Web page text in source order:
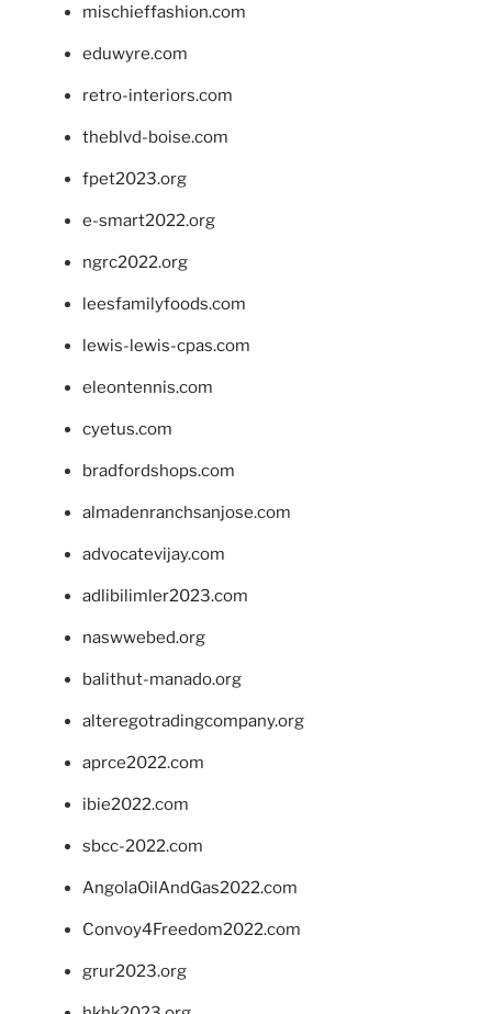
mischieffashion.com
eduwyre.com
retro-interiors.com
theblvd-boise.com
fpet2023.org
e-smart2022.org
ngrc2022.org
leesfamilyfoods.com
lewis-lewis-cpas.com
eleontennis.com
cyetus.com
bradfordshops.com
almadenranchsanjose.com
advocatevijay.com
adlibilimler2023.com
naswwebed.org
balithut-manado.org
alteregotradingcompany.org
aprce2022.com
ibie2022.com
sbcc-2022.com
AngolaOilAndGas2022.com
Convoy4Freedom2022.com
grur2023.org